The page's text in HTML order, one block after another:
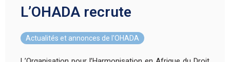
L’OHADA recrute
Actualités et annonces de l'OHADA